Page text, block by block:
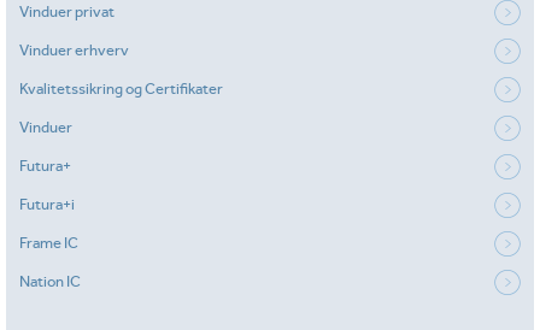
Vinduer privat
Vinduer erhverv
Kvalitetssikring og Certifikater
Vinduer
Futura+
Futura+i
Frame IC
Nation IC